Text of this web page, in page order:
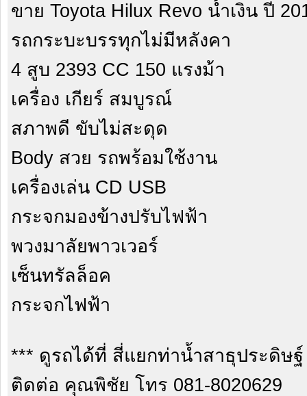
ขาย Toyota Hilux Revo น้ำเงิน ปี
รถกระบะบรรทุกไม่มีหลังคา
4 สูบ 2393 CC 150 แรงม้า
เครื่อง เกียร์ สมบูรณ์
สภาพดี ขับไม่สะดุด
Body สวย รถพร้อมใช้งาน
เครื่องเล่น CD USB
กระจกมองข้างปรับไฟฟ้า
พวงมาลัยพาวเวอร์
เซ็นทรัลล็อค
กระจกไฟฟ้า
*** ดูรถได้ที่ สี่แยกท่าน้ำสาธุประดิษฐ์
ติดต่อ คุณพิชัย โทร 081-8020629